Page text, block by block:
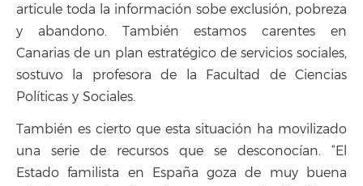
articule toda la información sobe exclusión, pobreza
y abandono. También estamos carentes en
Canarias de un plan estratégico de servicios sociales,
sostuvo la profesora de la Facultad de Ciencias
Políticas y Sociales.
También es cierto que esta situación ha movilizado
una serie de recursos que se desconocían. “El
Estado familista en España goza de muy buena